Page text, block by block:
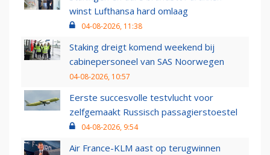
winst Lufthansa hard omlaag
04-08-2026, 11:38
Staking dreigt komend weekend bij
cabinepersoneel van SAS Noorwegen
04-08-2026, 10:57
Eerste succesvolle testvlucht voor
zelfgemaakt Russisch passagierstoestel
04-08-2026, 9:54
Air France-KLM aast op terugwinnen